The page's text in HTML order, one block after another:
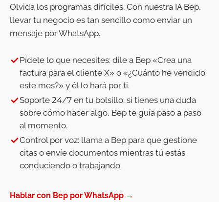
Olvida los programas difíciles. Con nuestra IA Bep,
llevar tu negocio es tan sencillo como enviar un
mensaje por WhatsApp.
Pídele lo que necesites: dile a Bep «Crea una
factura para el cliente X» o «¿Cuánto he vendido
este mes?» y él lo hará por ti.
Soporte 24/7 en tu bolsillo: si tienes una duda
sobre cómo hacer algo, Bep te guía paso a paso
al momento.
Control por voz: llama a Bep para que gestione
citas o envíe documentos mientras tú estás
conduciendo o trabajando.
Hablar con Bep por WhatsApp →